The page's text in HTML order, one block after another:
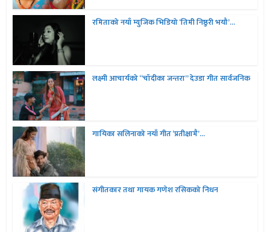
रमिताको नयाँ म्युजिक भिडियो ‘तिमी निष्ठुरी भयौ’...
लक्ष्मी आचार्यको “चॉदीका जन्तरा” देउडा गीत सार्वजनिक
गायिका सलिनाको नयाँ गीत ‘प्रतीक्षामै’...
संगीतकार तथा गायक गणेश रसिकको निधन